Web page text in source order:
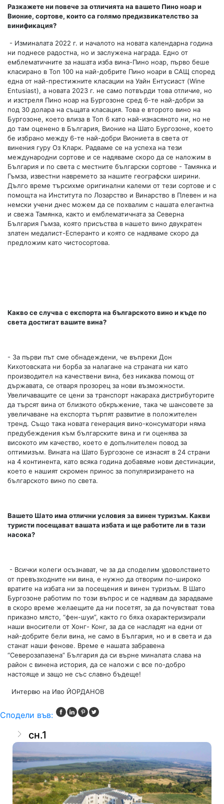
Разкажете ни повече за отличията на вашето Пино ноар и
Вионие, сортове, които са голямо предизвикателство за
винификация?
- Изминалата 2022 г. и началото на новата календарна година
ни поднесе радостна, но и заслуженa награда. Едно от
емблематичните за нашата изба вина-Пино ноар, първо беше
класирано в Топ 100 на най-добрите Пино ноари в САЩ според
една от най-престижните класации на Уайн Ентусиаст (Wine
Entusiast), а новата 2023 г. не само потвърди това отличие, но
и изстреля Пино ноар на Бургозоне сред 6-те най-добри за
под 30 долара на същата класация. Това е второто вино на
Бургозоне, което влиза в Топ 6 като най-изнасяното ни, но не
до там оценено в България, Вионие на Шато Бургозоне, което
бе избрано между 6-те най-добри Виониета в света от
винения гуру Оз Кларк. Радваме се на успеха на тези
международни сортове и се надяваме скоро да се наложим в
България и по света с местните български сортове - Тамянка и
Гъмза, известни навремето за нашите географски ширини.
Дълго време търсихме оригинални калеми от тези сортове и с
помощта на Института по Лозарство и Винарство в Плевен и на
немски учени днес можем да се похвалим с нашата елегантна
и свежа Тамянка, както и емблематичната за Северна
България Гъмза, която присъства в нашето вино двукратен
златен медалист-Есперанто и която се надяваме скоро да
предложим като чистосортова.
Какво се случва с експорта на българското вино и къде по
света достигат вашите вина?
- За първи път сме обнадеждени, че въпреки Дон
Кихотовската ни борба за налагане на страната ни като
производител на качествени вина, без никаква помощ от
държавата, се отваря прозорец за нови възможности.
Увеличаващите се цени за транспорт накараха дистрибуторите
да търсят вина от близкото обкръжение, така че шансовете за
увеличаване на експорта търпят развитие в положителен
тренд. Също така новата генерация вино-консуматори няма
предубеждения към българските вина и ги оценява за
високото им качество, което е допълнителен повод за
оптимизъм. Вината на Шато Бургозоне се изнасят в 24 страни
на 4 континента, като всяка година добавяме нови дестинации,
което е нашият скромен принос за популяризирането на
българското вино по света.
Вашето Шато има отлични условия за винен туризъм. Какви
туристи посещават вашата избата и ще работите ли в тази
насока?
- Всички колеги осъзнават, че за да споделим удоволствието
от превъзходните ни вина, е нужно да отворим по-широко
вратите на избата ни за посещения и винен туризъм. В Шато
Бургозоне работим по този въпрос и се надявам да зарадваме
в скоро време желаещите да ни посетят, за да почувстват това
приказно място, “фен-шуи”, както го бяха охарактеризирали
наши вносители от Хонг- Конг, за да се насладят на едни от
най-добрите бели вина, не само в България, но и в света и да
станат наши фенове. Време е нашата забравена
“Северозапазена” България да си върне миналата слава на
район с винена история, да се наложи с все по-добро
настояще и защо не със славно бъдеще!
Интервю на Иво ЙОРДАНОВ
Сподели във:
сн.1